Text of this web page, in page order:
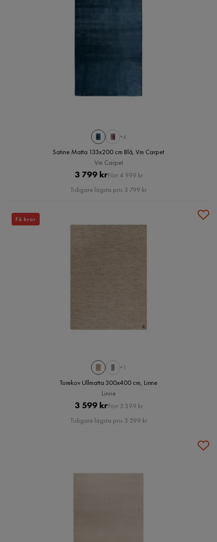
+4
Satine Matta 133x200 cm Blå, Vm Carpet
Vm Carpet
Pris
3 799 krOriginal
Pris
Förr 4 999 kr
Tidigare lägsta pris 3 799 kr
+1
Torekov Ullmatta 300x400 cm, Linne
Linne
Pris
3 599 krOriginal
Pris
Förr 5 399 kr
Tidigare lägsta pris 3 599 kr
Få kvar